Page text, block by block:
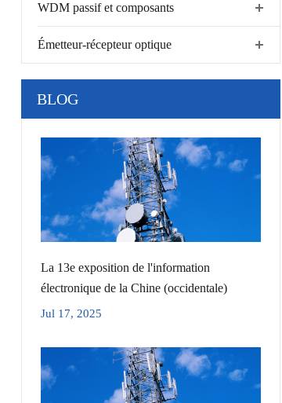
WDM passif et composants
Émetteur-récepteur optique
BLOG
La 13e exposition de l'information
électronique de la Chine (occidentale)
Jul 17, 2025